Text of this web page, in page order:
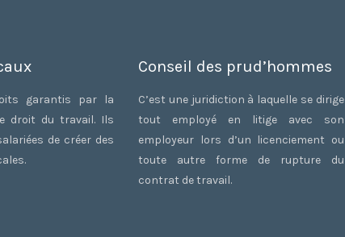
garantis par la
droit du travail. Ils
de créer des
Conseil des prud’hommes
C’est une juridiction à laquelle se dirige
tout employé en litige avec son
employeur lors d’un licenciement ou
toute autre forme de rupture du
contrat de travail.